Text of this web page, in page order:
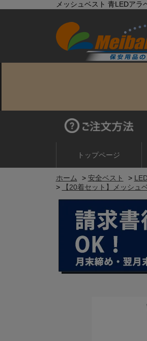
メッシュベスト 青LEDア
トップページ
ホーム > 安全ベスト >
>
【20着セット】メッシ